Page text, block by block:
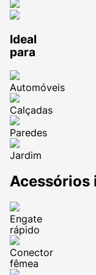
Ideal
para
Automóveis
Calçadas
Paredes
Jardim
Acessórios
Engate
rápido
Conector
fêmea